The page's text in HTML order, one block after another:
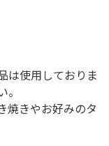
は使用しておりま
焼きやお好みのタ